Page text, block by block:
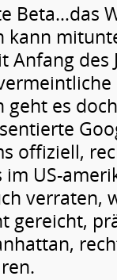
Beta…das
kann
Anfang des
es
offiziell,
US-
verraten,
gereicht,